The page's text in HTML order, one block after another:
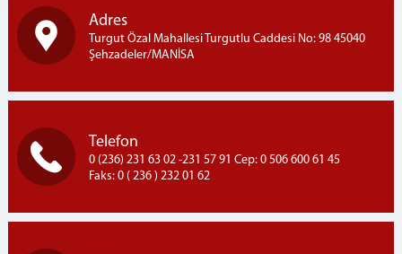
Açık Ceza İnfaz Kurumu Aylık Görüş Programı
YÖNETMELİK
Emanet Eşya Yönetmeliği
UYAP
Uyap Bilişim Sistemleri
Uyap E-Posta
İLETİŞİM
Adres
Turgut Özal Mahallesi Turgutlu Caddesi No: 98 45040
Şehzadeler/MANİSA
Telefon
0 (236) 231 63 02 -231 57 91 Cep: 0 506 600 61 45
Faks: 0 ( 236 ) 232 01 62